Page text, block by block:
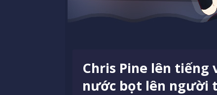
Chris Pine lên tiếng
nước bọt lên người